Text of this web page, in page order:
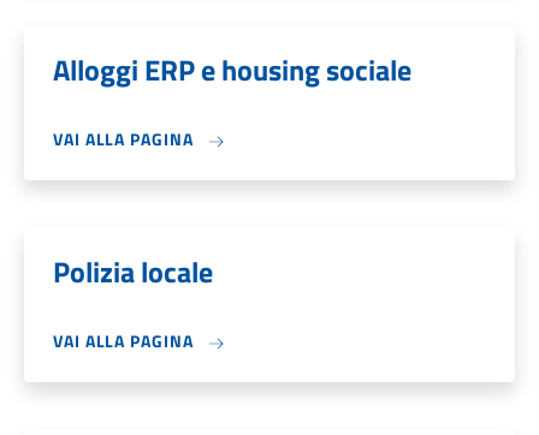
Alloggi ERP e housing sociale
VAI ALLA PAGINA
Polizia locale
VAI ALLA PAGINA